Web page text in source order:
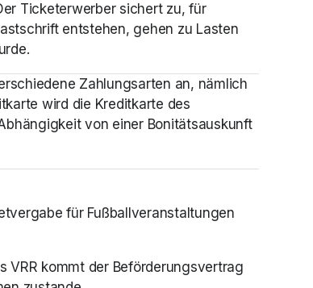
Ticketerwerber sichert zu, für
entstehen, gehen zu Lasten
Zahlungsarten an, nämlich
wird die Kreditkarte des
von einer Bonitätsauskunft
für Fußballveranstaltungen
VRR kommt der Beförderungsvertrag